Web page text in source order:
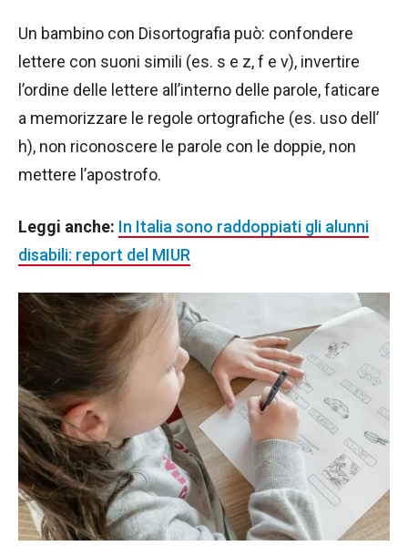
Un bambino con Disortografia può: confondere
lettere con suoni simili (es. s e z, f e v), invertire
l’ordine delle lettere all’interno delle parole, faticare
a memorizzare le regole ortografiche (es. uso dell’
h), non riconoscere le parole con le doppie, non
mettere l’apostrofo.
Leggi anche: In Italia sono raddoppiati gli alunni
disabili: report del MIUR